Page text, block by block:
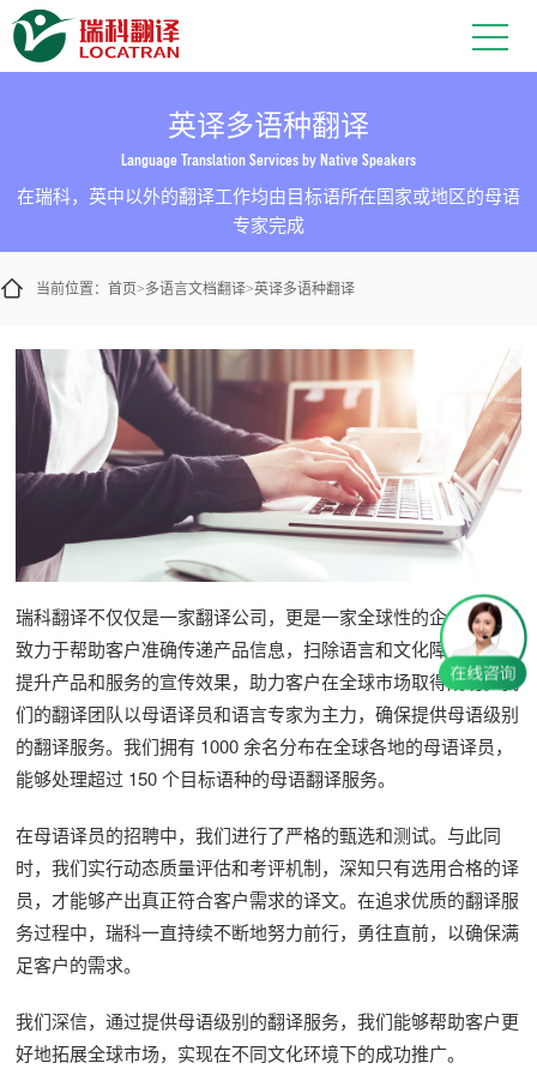
英译多语种翻译
Language Translation Services by Native Speakers
在瑞科，英中以外的翻译工作均由目标语所在国家或地区的母语
专家完成
当前位置： 首页>多语言文档翻译>英译多语种翻译
瑞科翻译不仅仅是一家翻译公司，更是一家全球性的企业。我们
致力于帮助客户准确传递产品信息，扫除语言和文化障碍，有效
提升产品和服务的宣传效果，助力客户在全球市场取得成功。我
们的翻译团队以母语译员和语言专家为主力，确保提供母语级别
的翻译服务。我们拥有 1000 余名分布在全球各地的母语译员，
能够处理超过 150 个目标语种的母语翻译服务。
在母语译员的招聘中，我们进行了严格的甄选和测试。与此同
时，我们实行动态质量评估和考评机制，深知只有选用合格的译
员，才能够产出真正符合客户需求的译文。在追求优质的翻译服
务过程中，瑞科一直持续不断地努力前行，勇往直前，以确保满
足客户的需求。
我们深信，通过提供母语级别的翻译服务，我们能够帮助客户更
好地拓展全球市场，实现在不同文化环境下的成功推广。